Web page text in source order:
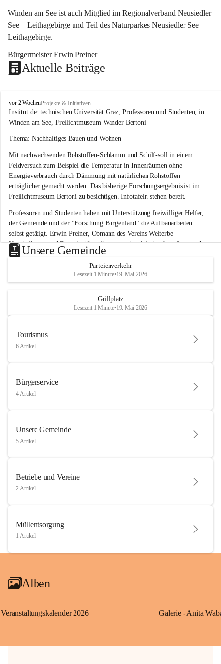
Winden am See ist auch Mitglied im Regionalverband Neusiedler
See – Leithagebirge und Teil des Naturparkes Neusiedler See –
Leithagebirge.
Bürgermeister Erwin Preiner
Aktuelle Beiträge
W
i
n
e
a
m
S
e
e
vor 2 WochenProjekte & Initiativen
Institut der technischen Universität Graz, Professoren und Studenten, in
Winden am See, Freilichtmuseum Wander Bertoni.
Thema: Nachhaltiges Bauen und Wohnen
Mit nachwachsenden Rohstoffen-Schlamm und Schilf-soll in einem
Feldversuch zum Beispiel die Temperatur in Innenräumen ohne
Energieverbrauch durch Dämmung mit natürlichen Rohstoffen
erträglicher gemacht werden. Das bisherige Forschungsergebnis ist im
Freilichtmuseum Bertoni zu besichtigen. Infotafeln stehen bereit.
Professoren und Studenten haben mit Unterstützung freiwilliger Helfer,
der Gemeinde und der "Forschung Burgenland" die Aufbauarbeiten
selbst getätigt. Erwin Preiner, Obmann des Vereins Welterbe
Neusiedlersee und Bgm. ist über die innovative Arbeit sehr erfreut und
hofft auf baldige praktische Anwendung der Forschungsergebnisse.
Gerade in Zeiten des Klimawandels ist jede technologische Innovation
wichtig!
Unsere Gemeinde
Parteienverkehr
Lesezeit 1 Minute•19. Mai 2026
Grillplatz
Lesezeit 1 Minute•19. Mai 2026
Tourismus
6 Artikel
Bürgerservice
4 Artikel
Unsere Gemeinde
5 Artikel
Betriebe und Vereine
2 Artikel
Müllentsorgung
1 Artikel
Alben
Veranstaltungskalender 2026 Galerie - Anita